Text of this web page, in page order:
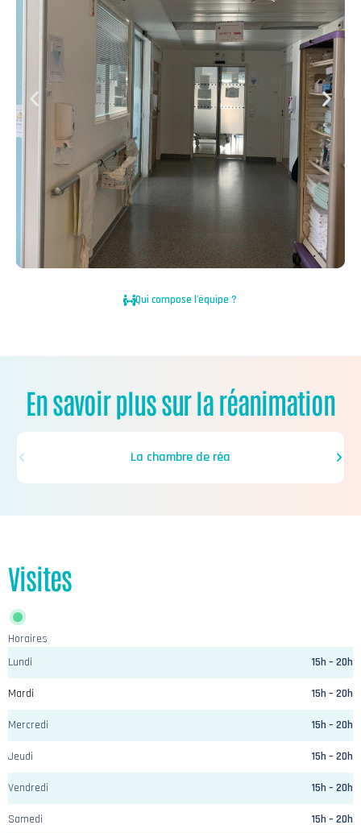
Qui compose l'équipe ?
En savoir plus sur la réanimation
La chambre de réa
Visites
Horaires
Lundi
15h – 20h
Mardi 15h – 20h
Mercredi 15h – 20h
Jeudi 15h – 20h
Vendredi 15h – 20h
Samedi 15h – 20h